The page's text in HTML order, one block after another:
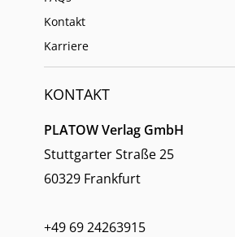
Kontakt
Karriere
KONTAKT
PLATOW Verlag GmbH
Stuttgarter Straße 25
60329 Frankfurt
+49 69 24263915